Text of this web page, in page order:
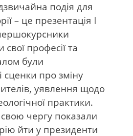
подія для
– це презентація І
професії та
були
сценки про зміну
уявлення щодо
практики.
чергу показали
йти у президенти